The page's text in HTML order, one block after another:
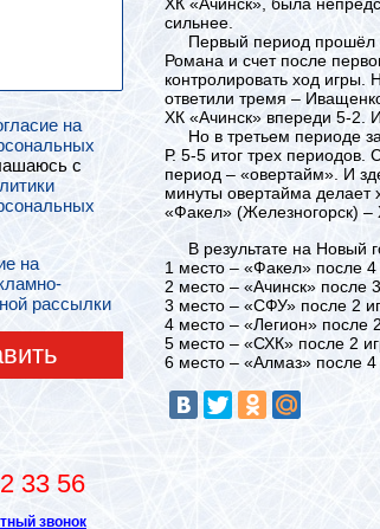
на
с
на
рассылки
33 56
звонок
сильнее.
Первый период прошёл с
Романа и счет после
контролировать ход
ответили тремя –
ХК «Ачинск» впереди 5-2.
Но в третьем периоде
Р. 5-5 итог трех
период – «овертайм». И
минуты овертайма делает
«Факел» (Железногорск) –
В результате на Новый
1 место – «Факел» после 4
2 место – «Ачинск» после
3 место – «СФУ» после 2
4 место – «Легион» после
5 место – «СХК» после 2
6 место – «Алмаз» после 4